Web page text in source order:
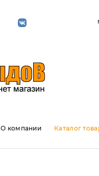
О компании Каталог